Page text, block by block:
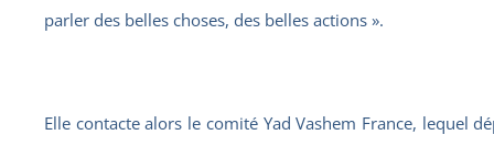
parler des belles choses, des belles actions ».
Elle contacte alors le comité Yad Vashem France, lequel